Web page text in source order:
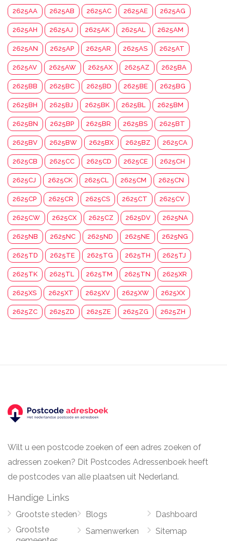
2625AA 2625AB 2625AC 2625AE 2625AG
2625AH 2625AJ 2625AK 2625AL 2625AM
2625AN 2625AP 2625AR 2625AS 2625AT
2625AV 2625AW 2625AX 2625AZ 2625BA
2625BB 2625BC 2625BD 2625BE 2625BG
2625BH 2625BJ 2625BK 2625BL 2625BM
2625BN 2625BP 2625BR 2625BS 2625BT
2625BV 2625BW 2625BX 2625BZ 2625CA
2625CB 2625CC 2625CD 2625CE 2625CH
2625CJ 2625CK 2625CL 2625CM 2625CN
2625CP 2625CR 2625CS 2625CT 2625CV
2625CW 2625CX 2625CZ 2625DV 2625NA
2625NB 2625NC 2625ND 2625NE 2625NG
2625TD 2625TE 2625TG 2625TH 2625TJ
2625TK 2625TL 2625TM 2625TN 2625XR
2625XS 2625XT 2625XV 2625XW 2625XX
2625ZC 2625ZD 2625ZE 2625ZG 2625ZH
Wilt u een postcode zoeken of een adres zoeken of
adressen zoeken? Dit Postcodes Adressenboek heeft
de postcodes van alle plaatsen uit Nederland.
Handige Links
Grootste steden
Grootste
Blogs
Samenwerken
Dashboard
Sitemap